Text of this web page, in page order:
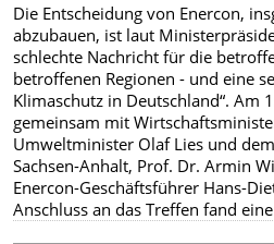
Die Entscheidung von Enercon,
abzubauen, ist laut
schlechte Nachricht für die
betroffenen Regionen - und eine
Klimaschutz in Deutschland“. Am
gemeinsam mit
Umweltminister Olaf Lies und
Sachsen-Anhalt, Prof. Dr. Armin
Enercon-Geschäftsführer Hans-
Anschluss an das Treffen fand